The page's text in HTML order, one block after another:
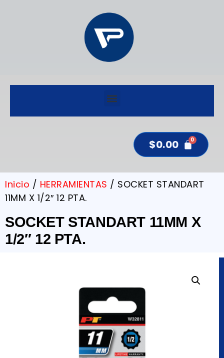
$0.00
Inicio / HERRAMIENTAS / SOCKET STANDART
11MM X 1/2″ 12 PTA.
SOCKET STANDART 11MM X
1/2″ 12 PTA.